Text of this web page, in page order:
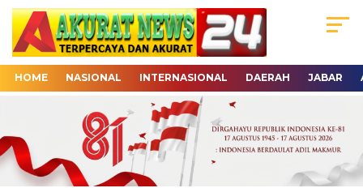
HOME NASIONAL INTERNASIONAL DAERAH JABAR